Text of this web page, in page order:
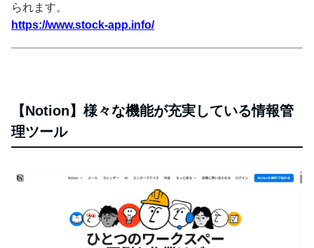
られます。
https://www.stock-app.info/
【Notion】様々な機能が充実している情報管
理ツール